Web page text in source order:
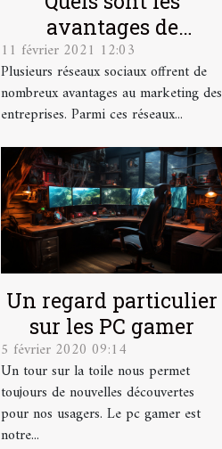
avantages de
l'utilisation de
Facebook pour les
entreprises ?
11 février 2021 12:03
Plusieurs réseaux sociaux offrent de
nombreux avantages au marketing des
entreprises. Parmi ces réseaux...
Un regard particulier
sur les PC gamer
5 février 2020 09:14
Un tour sur la toile nous permet
toujours de nouvelles découvertes
pour nos usagers. Le pc gamer est
notre...